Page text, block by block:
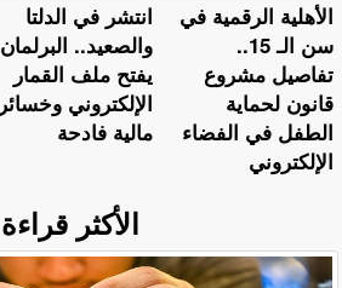
انتشر في الدلتا
والصعيد.. البرلمان
يفتح ملف القمار
الإلكتروني وخسائر
مالية فادحة
الأهلية الرقمية في
سن الـ 15..
تفاصيل مشروع
قانون لحماية
الطفل في الفضاء
الإلكتروني
الأكثر قراءة